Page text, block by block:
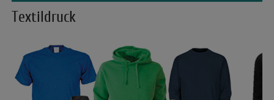
Textildruck